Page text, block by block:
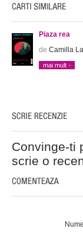
Piaza rea
de Camilla
mai mult
Convinge-ti
scrie o